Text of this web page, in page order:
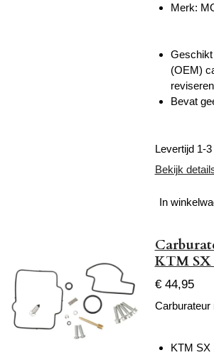
Merk:
(OEM)
Bevat
Levertijd 1-
Bekijk
In
KTM SX
€ 44,95
Carburateur
KTM SX